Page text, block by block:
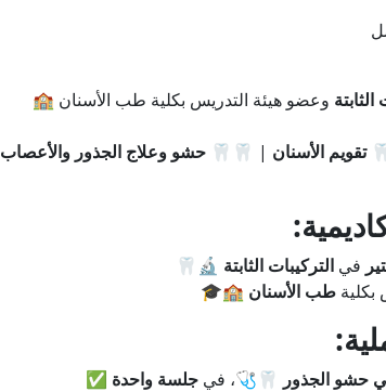
وعضو هيئة التدريس بكلية طب الأسنان 🏫
|تقويم الأسنان | 🦷🦷 حشو وعلاج الجذور والأعصاب
في التركيبات الثابتة 🔬🦷
طب الأسنان 🏫🎓
حشو الجذور 🦷🩺، في جلسة واحدة ✅